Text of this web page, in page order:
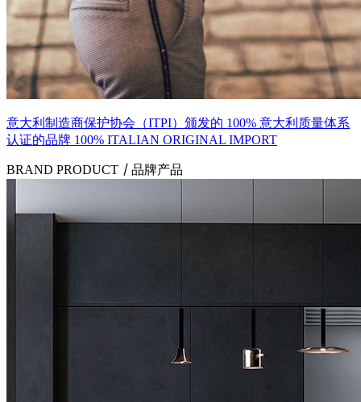
意大利制造商保护协会（ITPI）颁发的 100% 意大利质量体系
认证的品牌 100% ITALIAN ORIGINAL IMPORT
BRAND PRODUCT 丨 品牌产品